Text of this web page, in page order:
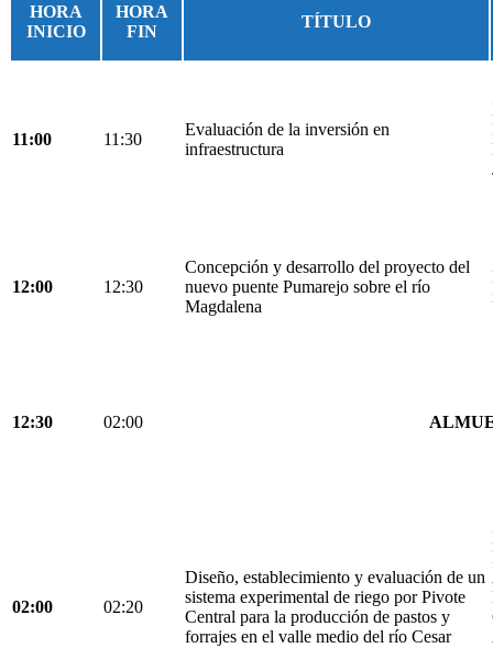
HORA
INICIO
HORA
FIN
TÍTULO
11:00 11:30
Evaluación de la inversión en
infraestructura
12:00 12:30
Concepción y desarrollo del proyecto del
nuevo puente Pumarejo sobre el río
Magdalena
12:30 02:00
02:00 02:20
Diseño, establecimiento y evaluación de un
sistema experimental de riego por Pivote
Central para la producción de pastos y
forrajes en el valle medio del río Cesar